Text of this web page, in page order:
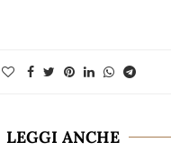
LEGGI ANCHE